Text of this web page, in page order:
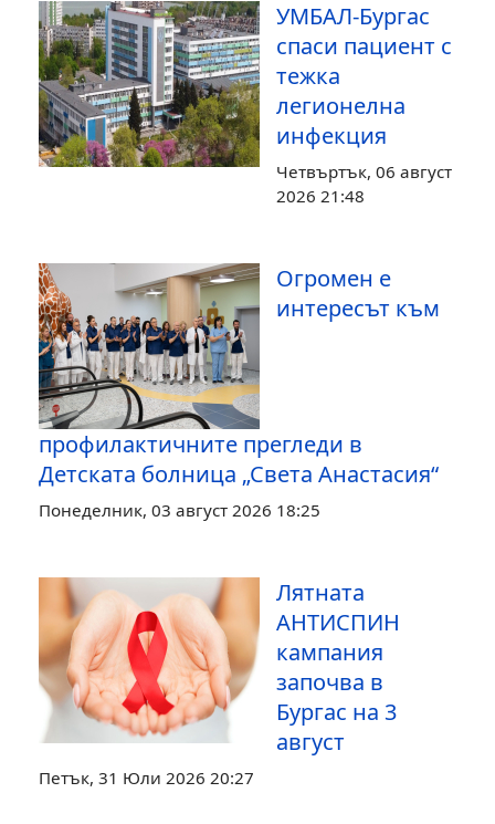
УМБАЛ-Бургас
спаси пациент с
тежка
легионелна
инфекция
Четвъртък, 06 август
2026 21:48
Огромен е
интересът към
профилактичните прегледи в
Детската болница „Света Анастасия“
Понеделник, 03 август 2026 18:25
Лятната
АНТИСПИН
кампания
започва в
Бургас на 3
август
Петък, 31 Юли 2026 20:27